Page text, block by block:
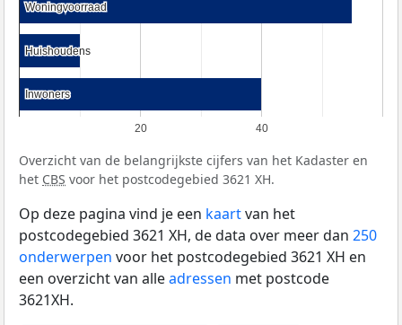
20 40
Woningvoorraad
Woningvoorraad
Huishoudens
Huishoudens
Inwoners
Inwoners
Overzicht van de belangrijkste cijfers van het Kadaster en
het CBS voor het postcodegebied 3621 XH.
Op deze pagina vind je een kaartvan het
postcodegebied 3621 XH, de data over meer dan 250
onderwerpen voor het postcodegebied 3621 XH en
een overzicht van alleadressen met postcode
3621XH.